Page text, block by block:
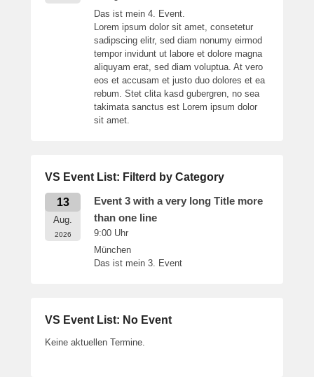
Das ist mein 4. Event.
Lorem ipsum dolor sit amet, consetetur
sadipscing elitr, sed diam nonumy eirmod
tempor invidunt ut labore et dolore magna
aliquyam erat, sed diam voluptua. At vero
eos et accusam et justo duo dolores et ea
rebum. Stet clita kasd gubergren, no sea
takimata sanctus est Lorem ipsum dolor
sit amet.
VS Event List: Filterd by Category
13
Aug.
2026
Event 3 with a very long Title more
than one line
9:00 Uhr
München
Das ist mein 3. Event
VS Event List: No Event
Keine aktuellen Termine.